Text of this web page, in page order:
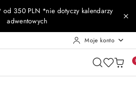
głównej
produktu
350 PLN *nie dotyczy kalendarzy
adwentowych
Moje konto